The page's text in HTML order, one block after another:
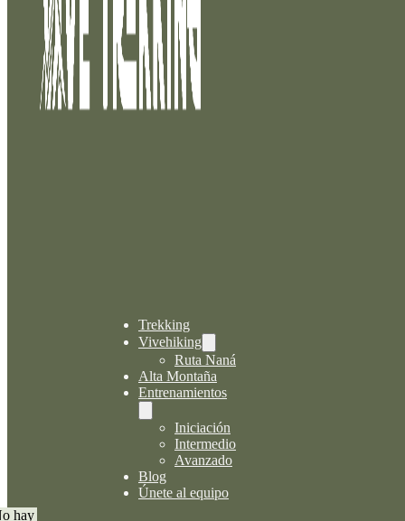
hay
Trekking
Vivehiking
Ruta Naná
Alta Montaña
Entrenamientos
Iniciación
Intermedio
Avanzado
Blog
Únete al equipo